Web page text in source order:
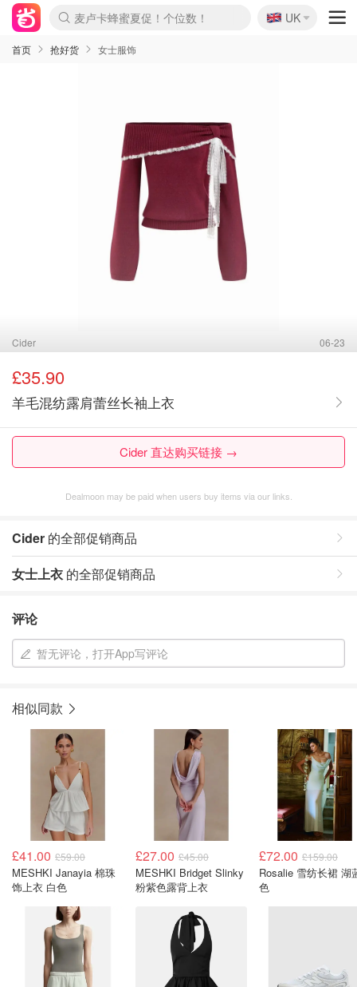
麦卢卡蜂蜜夏促！个位数！
啥？必胜客披萨5折！
🇬🇧
UK
首页 抢好货 女士服饰
Cider 06-23
£35.90
羊毛混纺露肩蕾丝长袖上衣
Cider 直达购买链接 →
Dealmoon may be paid when users buy items via our links.
Cider 的全部促销商品
女士上衣 的全部促销商品
评论
暂无评论，打开App写评论
相似同款
£41.00 £59.00
MESHKI Janayia 棉珠
饰上衣 白色
£27.00 £45.00
MESHKI Bridget Slinky
粉紫色露背上衣
£72.00 £159.00
Rosalie 雪纺长裙 湖
色